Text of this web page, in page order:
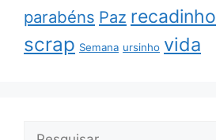
parabéns Paz recadinho
scrap Semana ursinho vida